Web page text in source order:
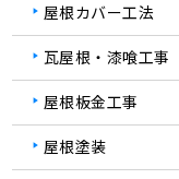
屋根カバー工法
瓦屋根・漆喰工事
屋根板金工事
屋根塗装